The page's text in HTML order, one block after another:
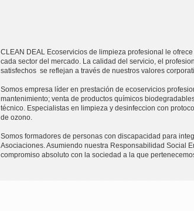
CLEAN DEAL Ecoservicios de limpieza profesional le
cada sector del mercado. La calidad del servicio, el
satisfechos se reflejan a través de nuestros valores
Somos empresa líder en prestación de ecoservicios
mantenimiento; venta de productos químicos
técnico. Especialistas en limpieza y desinfeccion con
de ozono.
Somos formadores de personas con discapacidad para
Asociaciones. Asumiendo nuestra Responsabilidad Social
compromiso absoluto con la sociedad a la que